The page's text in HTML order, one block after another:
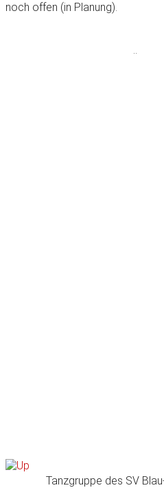
noch offen (in Planung).
..
Tanzgruppe des SV